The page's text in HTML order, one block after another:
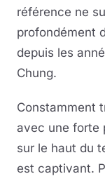
référence ne
profondément
depuis les
Chung.
Constamment
avec une forte
sur le haut du
est captivant.